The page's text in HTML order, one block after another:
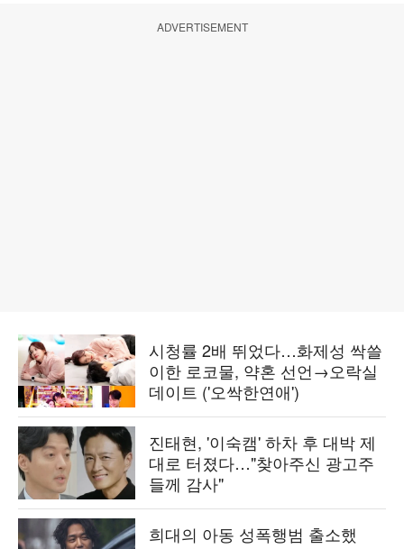
ADVERTISEMENT
시청률 2배 뛰었다…화제성 싹쓸
이한 로코물, 약혼 선언→오락실
데이트 ('오싹한연애')
진태현, '이숙캠' 하차 후 대박 제
대로 터졌다…"찾아주신 광고주
들께 감사"
희대의 아동 성폭행범 출소했